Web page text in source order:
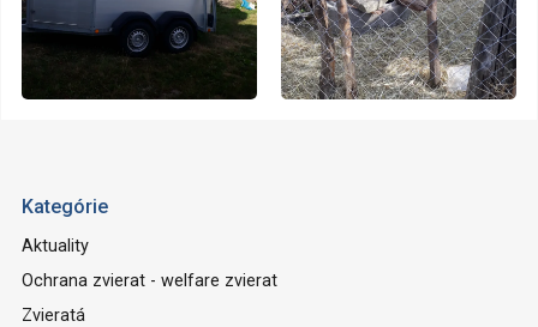
Kategórie
Aktuality
Ochrana zvierat - welfare zvierat
Zvieratá